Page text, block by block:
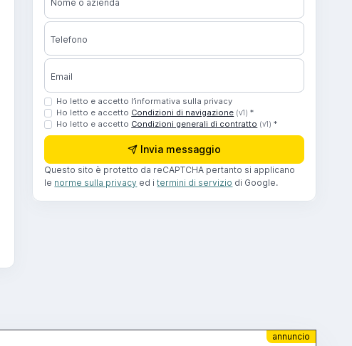
Nome o azienda
Telefono
Email
Ho letto e accetto l’informativa sulla privacy
Ho letto e accetto Condizioni di navigazione (v1) *
Ho letto e accetto Condizioni generali di contratto (v1) *
Invia messaggio
Questo sito è protetto da reCAPTCHA pertanto si applicano
le norme sulla privacy ed itermini di servizio di Google.
annuncio